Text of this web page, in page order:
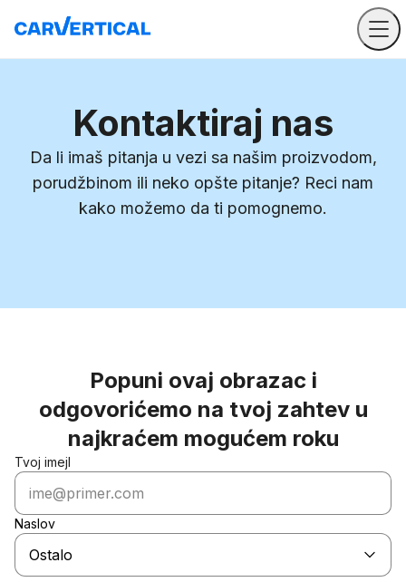
Kontaktiraj nas
Da li imaš pitanja u vezi sa našim proizvodom,
porudžbinom ili neko opšte pitanje? Reci nam
kako možemo da ti pomognemo.
Popuni ovaj obrazac i
odgovorićemo na tvoj zahtev u
najkraćem mogućem roku
Tvoj imejl
Naslov
Ostalo